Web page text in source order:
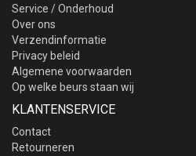
Service / Onderhoud
Over ons
Verzendinformatie
Privacy beleid
Algemene voorwaarden
Op welke beurs staan wij
KLANTENSERVICE
Contact
Retourneren